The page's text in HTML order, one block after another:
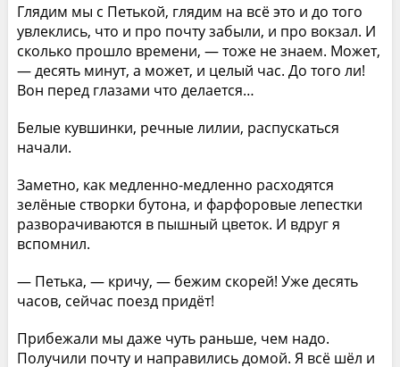
Глядим мы с Петькой, глядим на всё это и до того
увлеклись, что и про почту забыли, и про вокзал. И
сколько прошло времени, — тоже не знаем. Может,
— десять минут, а может, и целый час. До того ли!
Вон перед глазами что делается…
Белые кувшинки, речные лилии, распускаться
начали.
Заметно, как медленно-медленно расходятся
зелёные створки бутона, и фарфоровые лепестки
разворачиваются в пышный цветок. И вдруг я
вспомнил.
— Петька, — кричу, — бежим скорей! Уже десять
часов, сейчас поезд придёт!
Прибежали мы даже чуть раньше, чем надо.
Получили почту и направились домой. Я всё шёл и